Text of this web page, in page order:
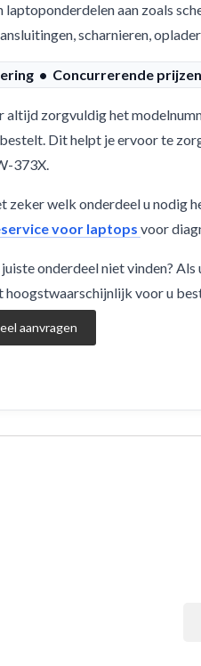
laptoponderdelen aan zoals
scharnieren,
• Concurrerende
altijd zorgvuldig het
Dit helpt je ervoor te
373X.
zeker welk onderdeel u nodig
voor laptops voor
onderdeel niet vinden?
hoogstwaarschijnlijk voor u
aanvragen